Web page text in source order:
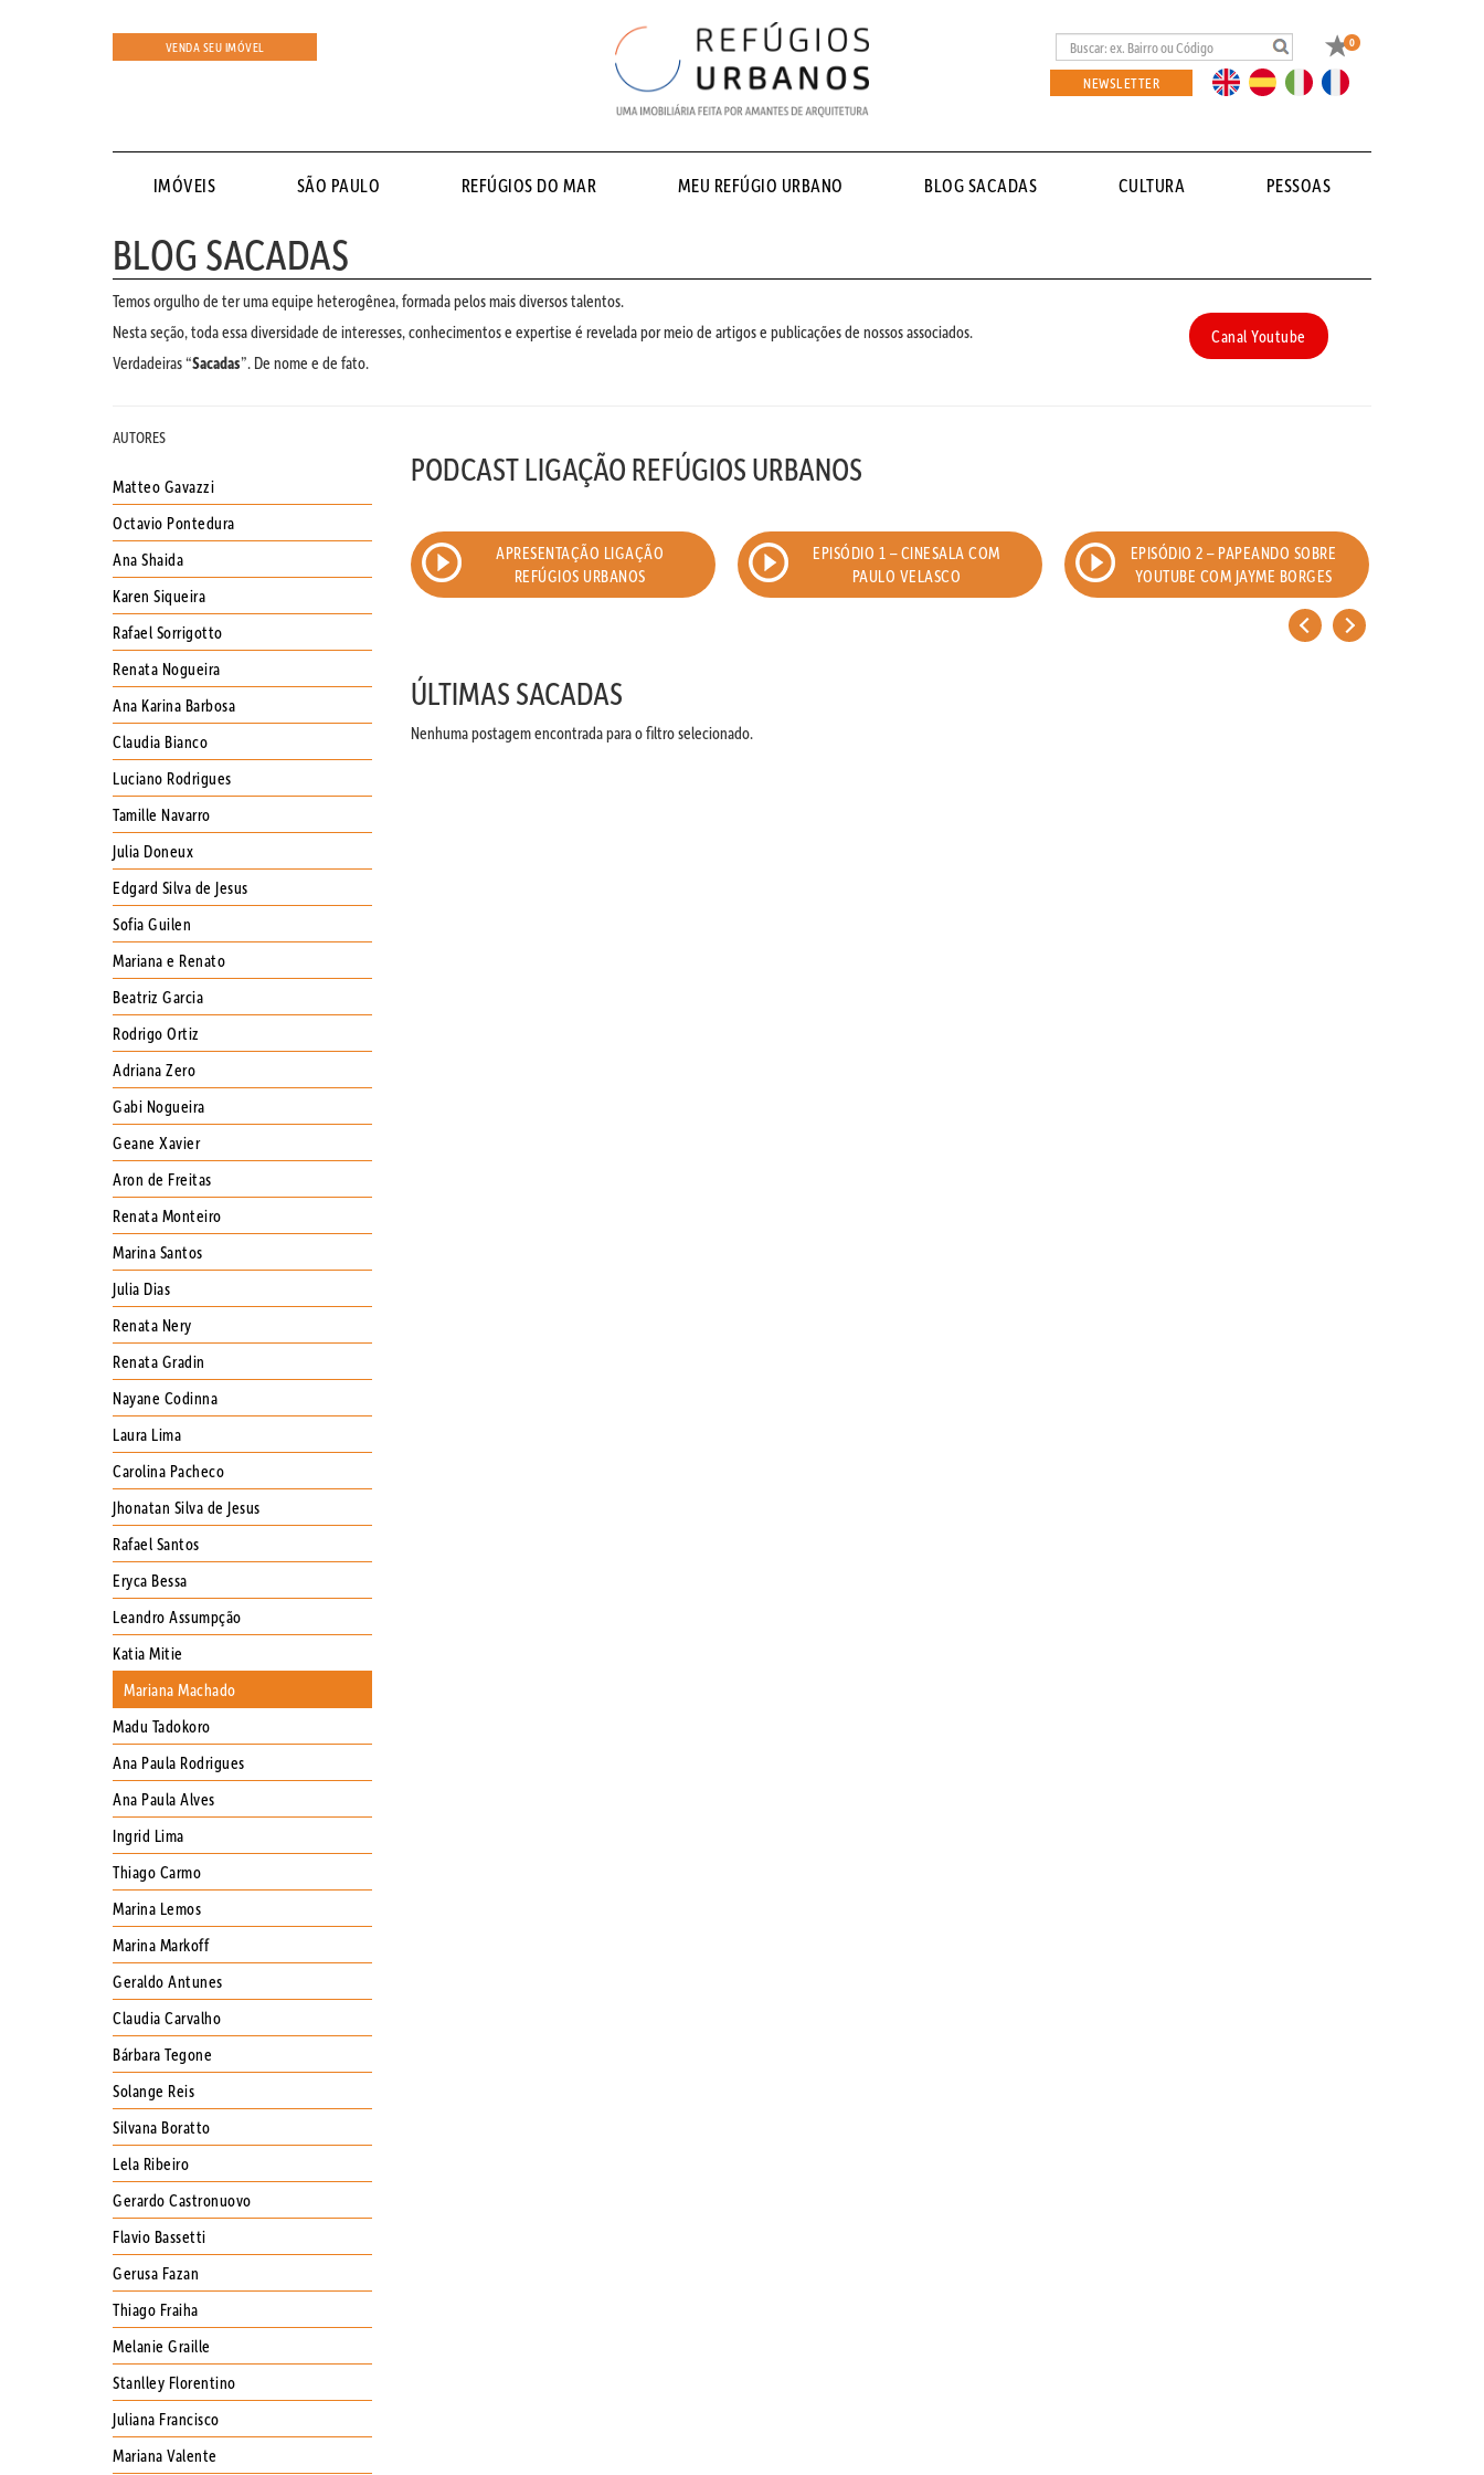
VENDA SEU IMÓVEL Favoritos
0
NEWSLETTER EN ES IT FR
IMÓVEIS SÃO PAULO REFÚGIOS DO MAR MEU REFÚGIO URBANO BLOG SACADAS CULTURA PESSOAS
BLOG SACADAS
Temos orgulho de ter uma equipe heterogênea, formada pelos mais diversos talentos.
Nesta seção, toda essa diversidade de interesses, conhecimentos e expertise é revelada por meio de artigos e publicações de nossos associados.
Verdadeiras “Sacadas”. De nome e de fato.
Canal Youtube
AUTORES
Matteo Gavazzi
Octavio Pontedura
Ana Shaida
Karen Siqueira
Rafael Sorrigotto
Renata Nogueira
Ana Karina Barbosa
Claudia Bianco
Luciano Rodrigues
Tamille Navarro
Julia Doneux
Edgard Silva de Jesus
Sofia Guilen
Mariana e Renato
Beatriz Garcia
Rodrigo Ortiz
Adriana Zero
Gabi Nogueira
Geane Xavier
Aron de Freitas
Renata Monteiro
Marina Santos
Julia Dias
Renata Nery
Renata Gradin
Nayane Codinna
Laura Lima
Carolina Pacheco
Jhonatan Silva de Jesus
Rafael Santos
Eryca Bessa
Leandro Assumpção
Katia Mitie
Mariana Machado
Madu Tadokoro
Ana Paula Rodrigues
Ana Paula Alves
Ingrid Lima
Thiago Carmo
Marina Lemos
Marina Markoff
Geraldo Antunes
Claudia Carvalho
Bárbara Tegone
Solange Reis
Silvana Boratto
Lela Ribeiro
Gerardo Castronuovo
Flavio Bassetti
Gerusa Fazan
Thiago Fraiha
Melanie Graille
Stanlley Florentino
Juliana Francisco
Mariana Valente
PODCAST LIGAÇÃO REFÚGIOS URBANOS
EPISÓDIO 109 : PAPO SOBRE
JORNALISMO E ARQUITETURA COM
APRESENTAÇÃO LIGAÇÃO
REFÚGIOS URBANOS
EPISÓDIO 1 – CINESALA COM
PAULO VELASCO
EPISÓDIO 2 – PAPEANDO SOBRE
YOUTUBE COM JAYME BORGES
< >
ÚLTIMAS SACADAS
Nenhuma postagem encontrada para o filtro selecionado.